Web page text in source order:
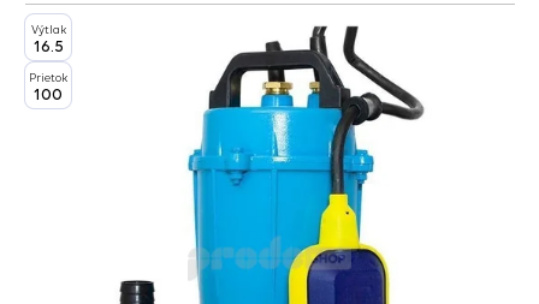
do
Výtlak
16.5
Prietok
100